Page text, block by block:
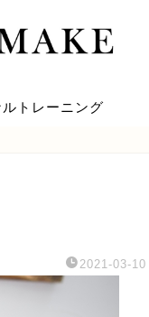
トレーニング
2021-03-10